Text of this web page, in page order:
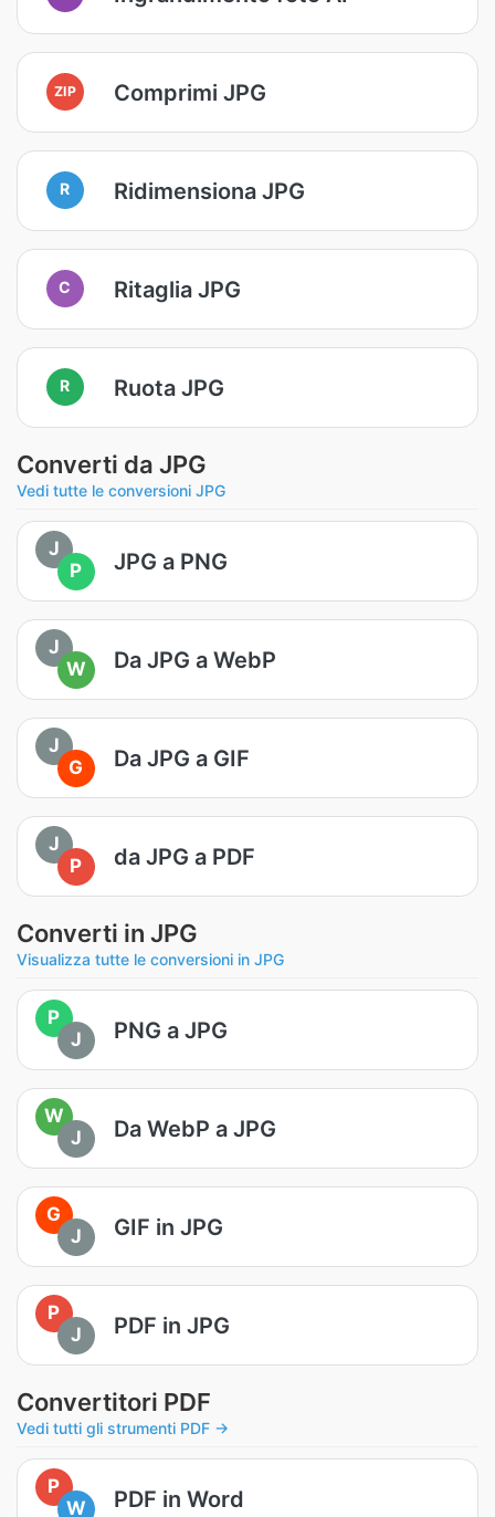
ZIP Comprimi JPG
R Ridimensiona JPG
C Ritaglia JPG
R Ruota JPG
Converti da JPG
Vedi tutte le conversioni JPG
J
P
JPG a PNG
J
W
Da JPG a WebP
J
G
Da JPG a GIF
J
P
da JPG a PDF
Converti in JPG
Visualizza tutte le conversioni in JPG
P
J
PNG a JPG
W
J
Da WebP a JPG
G
J
GIF in JPG
P
J
PDF in JPG
Convertitori PDF
Vedi tutti gli strumenti PDF →
P
W
PDF in Word